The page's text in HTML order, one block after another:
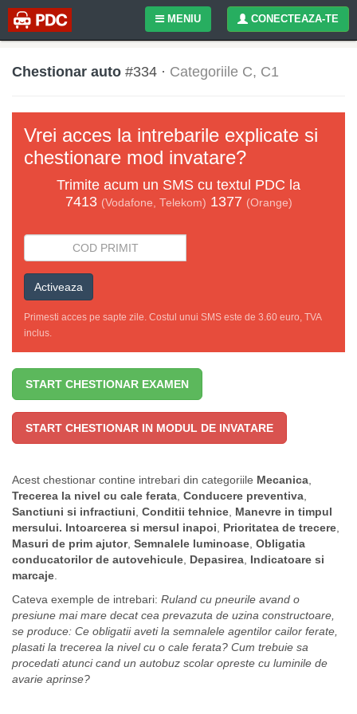
CONECTEAZA-TE
MENIU
Chestionar auto #334 · Categoriile C, C1
Vrei acces la intrebarile explicate si
chestionare mod invatare?
Trimite acum un SMS cu textul PDC la
7413 (Vodafone, Telekom) 1377 (Orange)
Activeaza
Primesti acces pe sapte zile. Costul unui SMS este de 3.60 euro, TVA
inclus.
START CHESTIONAR EXAMEN
START CHESTIONAR IN MODUL DE INVATARE
Acest chestionar contine intrebari din categoriile Mecanica
Trecerea la nivel cu cale ferata Conducere preventiva
Sanctiuni si infractiuni Conditii tehnice Manevre in timpul
mersului. Intoarcerea si mersul inapoi
Prioritatea de trecere
Masuri de prim ajutor, Semnalele luminoase Obligatia
conducatorilor de autovehicule Depasirea Indicatoare si
marcaje
Cateva exemple de intrebari: Ruland cu pneurile avand o
presiune mai mare decat cea prevazuta de uzina constructoare,
se produce: Ce obligatii aveti la semnalele agentilor cailor ferate,
plasati la trecerea la nivel cu o cale ferata? Cum trebuie sa
procedati atunci cand un autobuz scolar opreste cu luminile de
avarie aprinse?